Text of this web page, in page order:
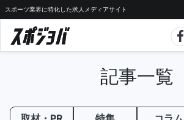
スポーツ業界に特化した求人メディアサイト
記事一覧